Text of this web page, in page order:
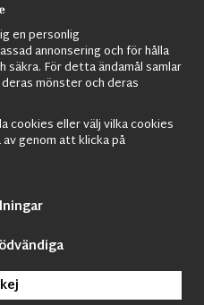
,M90 kläder,Militärtöverskott,
Sjömanskläder
mer..
en personlig
annonsering och för hålla
För detta ändamål samlar
mönster och deras
cookies eller välj vilka cookies
genom att klicka på